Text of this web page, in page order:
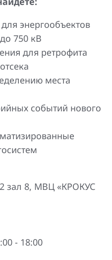
и автоматики
аварийных событиях
токов
фидера
энергообъектов
750 кВ
для ретрофита
места
событий нового
зал 8, МВЦ «КРОКУС
- 18:00